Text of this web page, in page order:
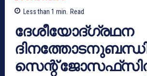
Less than 1 min. Read
ദേശീയോദ്ഗ്രഥന
സെന്റ്